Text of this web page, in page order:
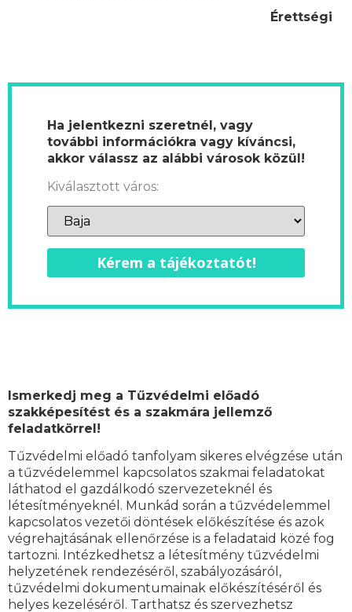
Érettségi
Ha jelentkezni szeretnél, vagy
további információkra vagy kíváncsi,
akkor válassz az alábbi városok közül!
Kiválasztott város:
Kérem a tájékoztatót!
Ismerkedj meg a Tűzvédelmi előadó
szakképesítést és a szakmára jellemző
feladatkörrel!
Tűzvédelmi előadó tanfolyam sikeres elvégzése után
a tűzvédelemmel kapcsolatos szakmai feladatokat
láthatod el gazdálkodó szervezeteknél és
létesítményeknél. Munkád során a tűzvédelemmel
kapcsolatos vezetői döntések előkészítése és azok
végrehajtásának ellenőrzése is a feladataid közé fog
tartozni. Intézkedhetsz a létesítmény tűzvédelmi
helyzetének rendezéséről, szabályozásáról,
tűzvédelmi dokumentumainak előkészítéséről és
helyes kezeléséről. Tarthatsz és szervezhetsz